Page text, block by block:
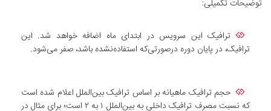
توضیحات تکمیلی:
ترافیک این سرویس در ابتدای ماه اضافه خواهد شد. این
ترافیک، در پایان دوره درصورتی‌که استفاده‌نشده باشد، صفر می‌شود.
حجم ترافیک ماهیانه بر اساس ترافیک بین‌الملل اعلام شده است
که نسبت مصرف ترافیک داخلی به بین‌الملل ۱ به ۲ است؛ برای مثال در